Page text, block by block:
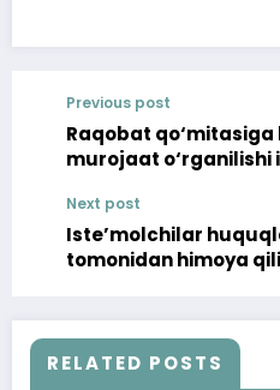
Previous post
Raqobat
murojaat
Next post
Iste’molchilar
tomonidan himoya
RELATED POSTS